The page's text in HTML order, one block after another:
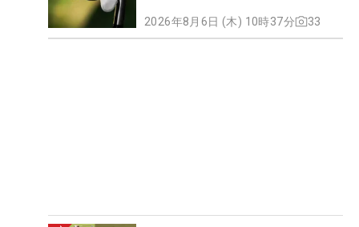
2026年8月6日 (木) 10時37分 33